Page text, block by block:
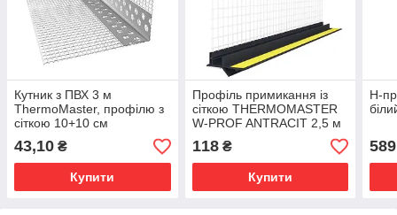
Кутник з ПВХ 3 м
ThermoMaster, профілю з
сіткою 10+10 см
43,10 ₴
Купити
Профіль примикання із
сіткою THERMOMASTER
W-PROF ANTRACIT 2,5 м
118₴
Купити
H-
589